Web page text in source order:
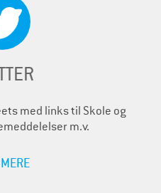
med links til Skole og
m.v.